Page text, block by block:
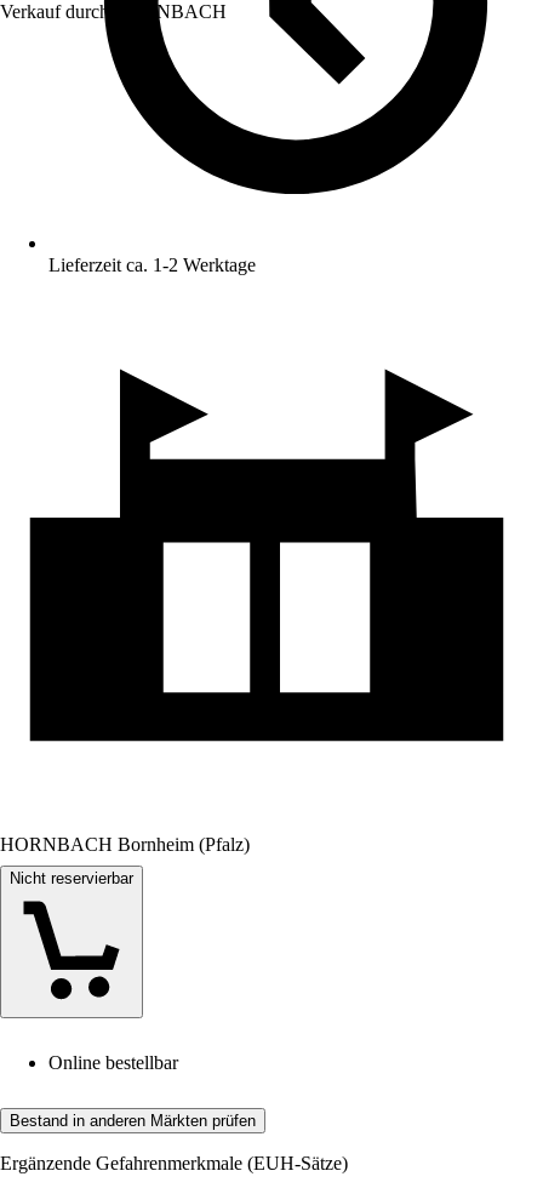
Verkauf durch: HORNBACH
Lieferzeit ca. 1-2 Werktage
HORNBACH Bornheim (Pfalz)
Nicht reservierbar
Online bestellbar
Bestand in anderen Märkten prüfen
Ergänzende Gefahrenmerkmale (EUH-Sätze)